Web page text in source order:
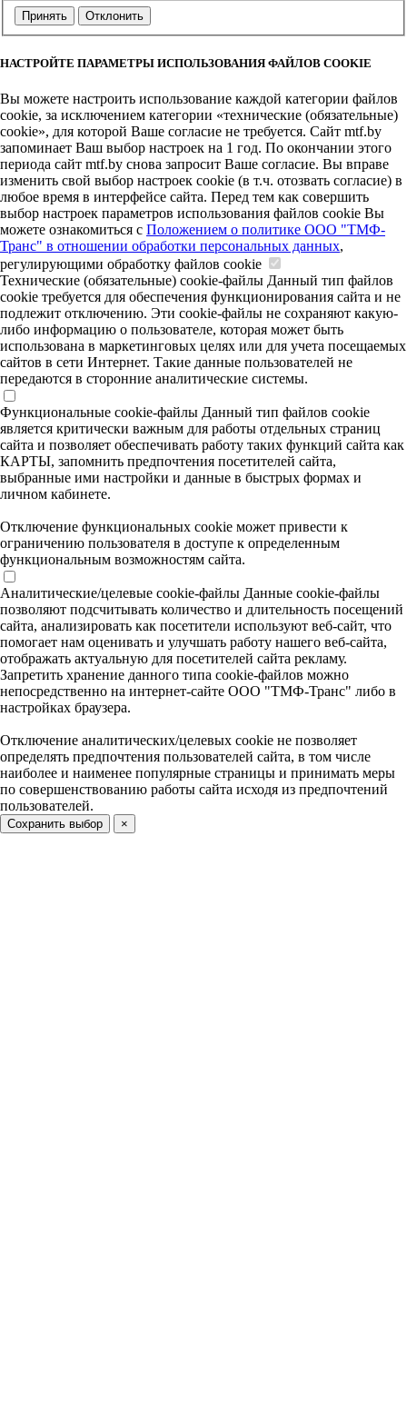
Принять Отклонить
НАСТРОЙТЕ ПАРАМЕТРЫ ИСПОЛЬЗОВАНИЯ ФАЙЛОВ COOKIE
Вы можете настроить использование каждой категории файлов
cookie, за исключением категории «технические (обязательные)
cookie», для которой Ваше согласие не требуется. Сайт mtf.by
запоминает Ваш выбор настроек на 1 год. По окончании этого
периода сайт mtf.by снова запросит Ваше согласие. Вы вправе
изменить свой выбор настроек cookie (в т.ч. отозвать согласие) в
любое время в интерфейсе сайта. Перед тем как совершить
выбор настроек параметров использования файлов cookie Вы
можете ознакомиться с Положением о политике ООО "ТМФ-
Транс" в отношении обработки персональных данных,
регулирующими обработку файлов cookie
Технические (обязательные) cookie-файлы Данный тип файлов
cookie требуется для обеспечения функционирования сайта и не
подлежит отключению. Эти сookie-файлы не сохраняют какую-
либо информацию о пользователе, которая может быть
использована в маркетинговых целях или для учета посещаемых
сайтов в сети Интернет. Такие данные пользователей не
передаются в сторонние аналитические системы.
Функциональные cookie-файлы Данный тип файлов cookie
является критически важным для работы отдельных страниц
сайта и позволяет обеспечивать работу таких функций сайта как
КАРТЫ, запомнить предпочтения посетителей сайта,
выбранные ими настройки и данные в быстрых формах и
личном кабинете.
Отключение функциональных cookie может привести к
ограничению пользователя в доступе к определенным
функциональным возможностям сайта.
Аналитические/целевые cookie-файлы Данные cookie-файлы
позволяют подсчитывать количество и длительность посещений
сайта, анализировать как посетители используют веб-сайт, что
помогает нам оценивать и улучшать работу нашего веб-сайта,
отображать актуальную для посетителей сайта рекламу.
Запретить хранение данного типа cookie-файлов можно
непосредственно на интернет-сайте ООО "ТМФ-Транс" либо в
настройках браузера.
Отключение аналитических/целевых cookie не позволяет
определять предпочтения пользователей сайта, в том числе
наиболее и наименее популярные страницы и принимать меры
по совершенствованию работы сайта исходя из предпочтений
пользователей.
Сохранить выбор ×